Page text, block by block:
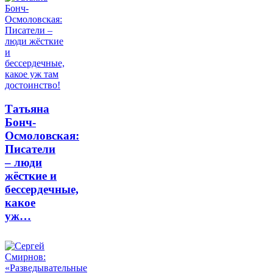
Татьяна
Бонч-
Осмоловская:
Писатели
– люди
жёсткие и
бессердечные,
какое
уж…